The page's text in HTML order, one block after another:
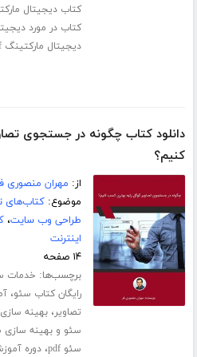
کتاب دیجیتال
کتاب در مورد
دیجیتال مارکتینگ pdf
دانلود کتاب چگونه در جستجوی
کنیم؟
از: مهران منصوری
موضوع:کتاب‌های
طراحی وب سایت،
اینترنت
۱۴ صفحه
برچسب‌ها: خدمات
رایگان کتاب سئو،
تصاویر،بهینه
سئو و بهینه
سئو pdf
،دوره